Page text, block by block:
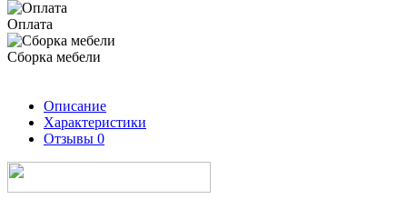
Оплата
Сборка мебели
Описание
Характеристики
Отзывы 0